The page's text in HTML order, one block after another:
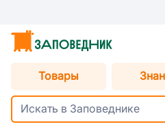
Товары